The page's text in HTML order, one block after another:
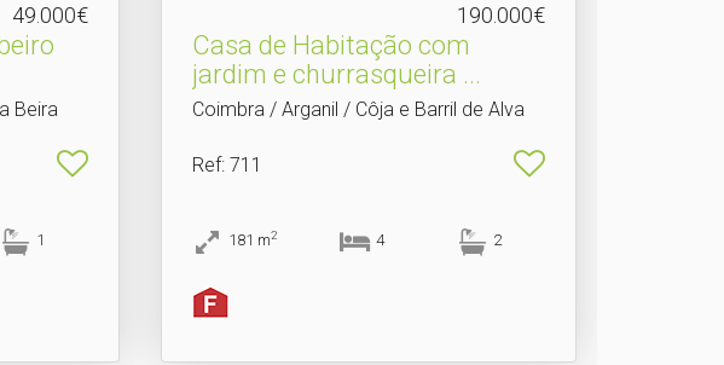
49.000€
Beira
1
190.000€
Casa de Habitação com
jardim e churrasqueira .​..
Coimbra / Arganil / Côja e Barril de Alva
Ref: 711
181 m2 4 2